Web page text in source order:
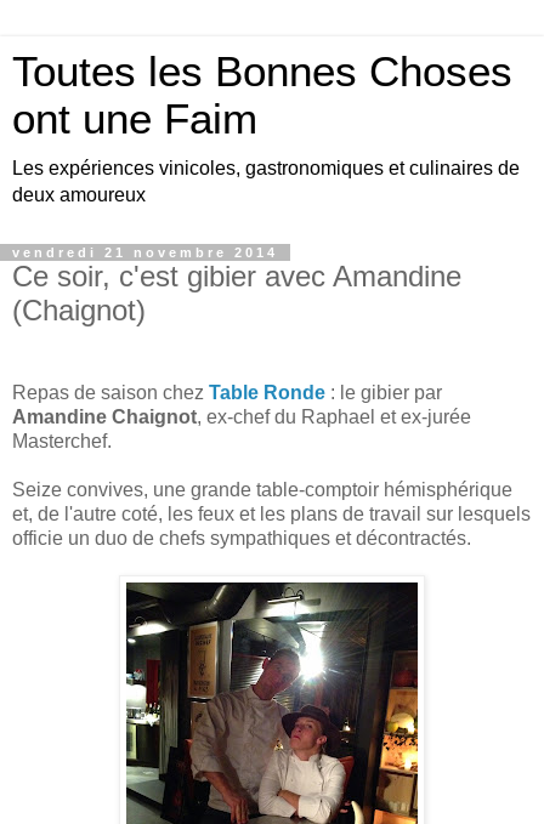
Toutes les Bonnes Choses
ont une Faim
Les expériences vinicoles, gastronomiques et culinaires de
deux amoureux
vendredi 21 novembre 2014
Ce soir, c'est gibier avec Amandine
(Chaignot)
Repas de saison chez Table Ronde : le gibier par
Amandine Chaignot, ex-chef du Raphael et ex-jurée
Masterchef.
Seize convives, une grande table-comptoir hémisphérique
et, de l'autre coté, les feux et les plans de travail sur lesquels
officie un duo de chefs sympathiques et décontractés.